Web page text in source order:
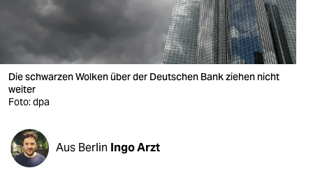
wahrheit
verlag
veranstaltungen
fragen & hilfe
Die schwarzen Wolken über der Deutschen Bank ziehen nicht
weiter
Foto: dpa
Aus Berlin Ingo Arzt